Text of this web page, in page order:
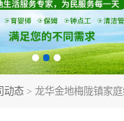
动态 > 龙华金地梅陇镇家